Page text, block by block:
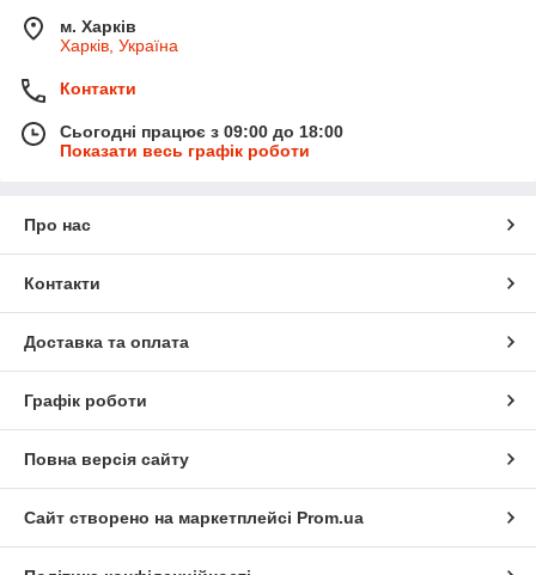
м. Харків
Харків, Україна
Контакти
Сьогодні працює з 09:00 до 18:00
Показати весь графік роботи
Про нас
Контакти
Доставка та оплата
Графік роботи
Повна версія сайту
Сайт створено на маркетплейсі Prom.ua